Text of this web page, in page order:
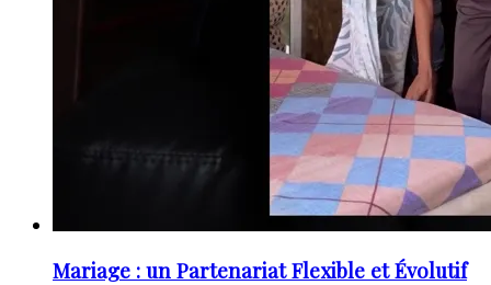
Mariage : un Partenariat Flexible et Évolutif